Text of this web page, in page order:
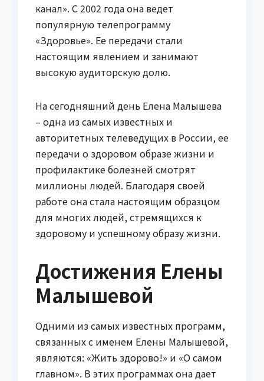
канал». С 2002 года она ведет
популярную телепрограмму
«Здоровье». Ее передачи стали
настоящим явлением и занимают
высокую аудиторскую долю.
На сегодняшний день Елена Малышева
– одна из самых известных и
авторитетных телеведущих в России, ее
передачи о здоровом образе жизни и
профилактике болезней смотрят
миллионы людей. Благодаря своей
работе она стала настоящим образцом
для многих людей, стремящихся к
здоровому и успешному образу жизни.
Достижения Елены
Малышевой
Одними из самых известных программ,
связанных с именем Елены Малышевой,
являются: «Жить здорово!» и «О самом
главном». В этих программах она дает